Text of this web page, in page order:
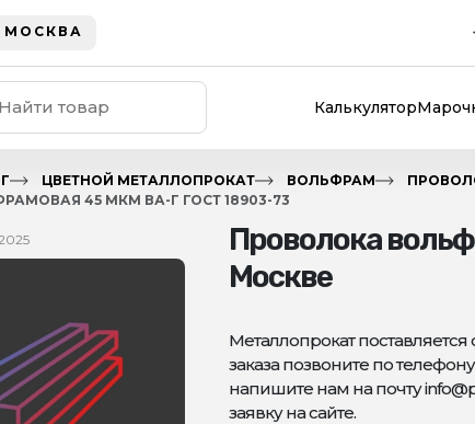
МОСКВА
Калькулятор
ЦВЕТНОЙ МЕТАЛЛОПРОКАТ ВОЛЬФРАМ
45 МКМ ВА-Г ГОСТ 18903-73
Проволока
Москве
Металлопрокат
заказа позвоните по телефону
напишите нам на почту
заявку на сайте.